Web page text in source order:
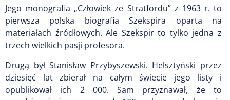
Jego monografia „Człowiek ze Stratfordu” z 1963 r. to
pierwsza polska biografia Szekspira oparta na
materiałach źródłowych. Ale Szekspir to tylko jedna z
trzech wielkich pasji profesora.
Drugą był Stanisław Przybyszewski. Helsztyński przez
dziesięć lat zbierał na całym świecie jego listy i
opublikował ich 2 000. Sam przyznawał, że to